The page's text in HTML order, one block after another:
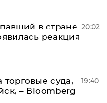
в стране
реакция
20:02
торговые суда,
– Bloomberg
19:40